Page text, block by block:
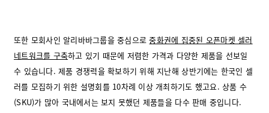
또한 모회사인 알리바바그룹을 중심으로중화권에 집중된 오픈마켓 셀러
네트워크를 구축하고 있기 때문에 저렴한 가격과 다양한 제품을 선보일
수 있습니다. 제품 경쟁력을 확보하기 위해 지난해 상반기에는 한국인 셀
러를 모집하기 위한 설명회를 10차례 이상 개최하기도 했고요. 상품 수
(SKU)가 많아 국내에서는 보지 못했던 제품들을 다수 판매 중입니다.